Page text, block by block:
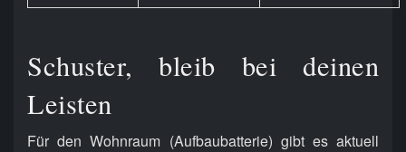
Schuster, bleib bei deinen
Leisten
Für den Wohnraum (Aufbaubatterie) gibt es aktuell